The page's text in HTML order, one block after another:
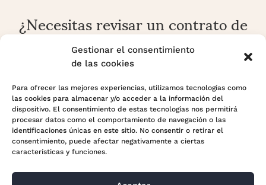
Gestionar el consentimiento
de las cookies
Para ofrecer las mejores experiencias, utilizamos tecnologías como
las cookies para almacenar y/o acceder a la información del
dispositivo. El consentimiento de estas tecnologías nos permitirá
procesar datos como el comportamiento de navegación o las
identificaciones únicas en este sitio. No consentir o retirar el
consentimiento, puede afectar negativamente a ciertas
características y funciones.
¿Necesitas revisar un contrato de
alquiler o una reclamación
arrendaticia?
prórrogas, desahucios y conflictos sobre vivienda o local
con enfoque preventivo y estratégico.
Contactar con Adara Legal